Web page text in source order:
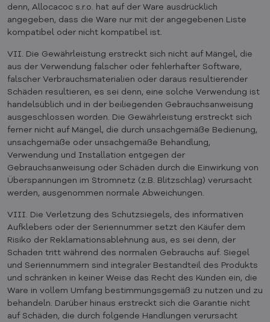
denn, Allocacoc s.r.o. hat auf der Ware ausdrücklich
angegeben, dass die Ware nur mit der angegebenen Liste
kompatibel oder nicht kompatibel ist.
VII. Die Gewährleistung erstreckt sich nicht auf Mängel, die
aus der Verwendung falscher oder fehlerhafter Software,
falscher Verbrauchsmaterialien oder daraus resultierender
Schäden resultieren, es sei denn, eine solche Verwendung ist
handelsüblich und in der beiliegenden Gebrauchsanweisung
ausgeschlossen worden. Die Gewährleistung erstreckt sich
ferner nicht auf Mängel, die durch unsachgemäße Bedienung,
unsachgemäße oder unsachgemäße Behandlung,
Verwendung und Installation entgegen der
Gebrauchsanweisung oder Schäden durch die Einwirkung von
Überspannungen im Stromnetz (z.B. Blitzschlag) verursacht
werden, ausgenommen normale Abweichungen.
VIII. Die Verletzung des Schutzsiegels, des informativen
Aufklebers oder der Seriennummer setzt den Käufer dem
Risiko der Reklamationsablehnung aus, es sei denn, der
Schaden tritt während des normalen Gebrauchs auf. Siegel
und Seriennummern sind integraler Bestandteil des Produkts
und schränken in keiner Weise das Recht des Kunden ein, die
Ware in vollem Umfang bestimmungsgemäß zu nutzen und zu
behandeln. Darüber hinaus erstreckt sich die Garantie nicht
auf Schäden, die durch folgende Handlungen verursacht